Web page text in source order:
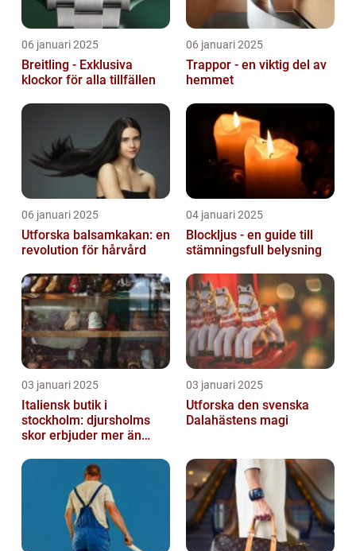
06 januari 2025
Breitling - Exklusiva
klockor för alla tillfällen
06 januari 2025
Trappor - en viktig del av
hemmet
06 januari 2025
Utforska balsamkakan: en
revolution för hårvård
04 januari 2025
Blockljus - en guide till
stämningsfull belysning
03 januari 2025
Italiensk butik i
stockholm: djursholms
skor erbjuder mer än
03 januari 2025
Utforska den svenska
Dalahästens magi